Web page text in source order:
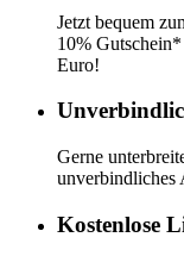
Jetzt bequem
10%
Euro!
Gerne
unverbindliches
Kostenlose